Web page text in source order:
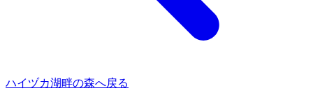
ハイヅカ湖畔の森へ戻る